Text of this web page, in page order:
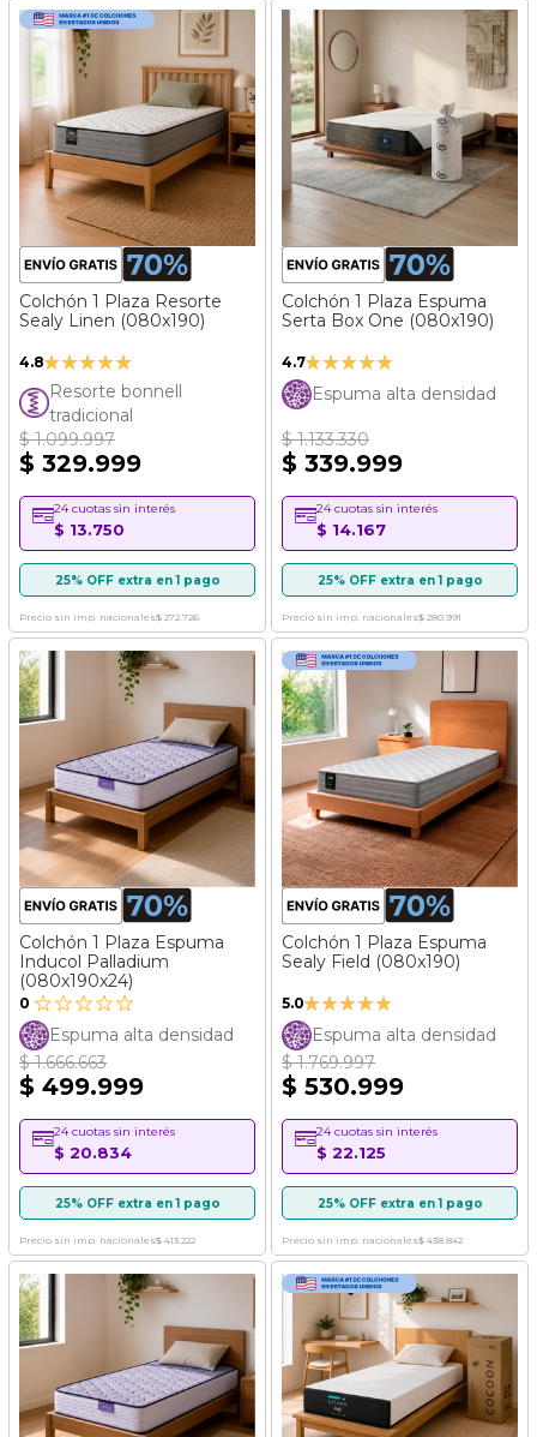
Colchón 1 Plaza Resorte
Sealy Linen (080x190)
4.8Valoración:
95%Resorte bonnell
tradicional
$ 1.099.997
$ 329.999
24 cuotas sin interés
$ 13.750
25% OFF extra en 1 pago
Precio sin imp. nacionales$ 272.726
Colchón 1 Plaza Espuma
Serta Box One (080x190)
4.7Valoración:
93%
Espuma alta densidad
$ 1.133.330
$ 339.999
24 cuotas sin interés
$ 14.167
25% OFF extra en 1 pago
Precio sin imp. nacionales$ 280.991
Colchón 1 Plaza Espuma
Inducol Palladium
(080x190x24)
0
Espuma alta densidad
$ 1.666.663
$ 499.999
24 cuotas sin interés
$ 20.834
25% OFF extra en 1 pago
Precio sin imp. nacionales$ 413.222
Colchón 1 Plaza Espuma
Sealy Field (080x190)
5.0Valoración:
100%
Espuma alta densidad
$ 1.769.997
$ 530.999
24 cuotas sin interés
$ 22.125
25% OFF extra en 1 pago
Precio sin imp. nacionales$ 438.842